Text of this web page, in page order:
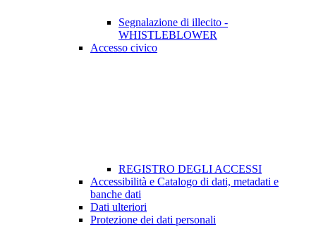
Segnalazione di illecito -
WHISTLEBLOWER
Accesso civico
REGISTRO DEGLI ACCESSI
Accessibilità e Catalogo di dati, metadati e
banche dati
Dati ulteriori
Protezione dei dati personali